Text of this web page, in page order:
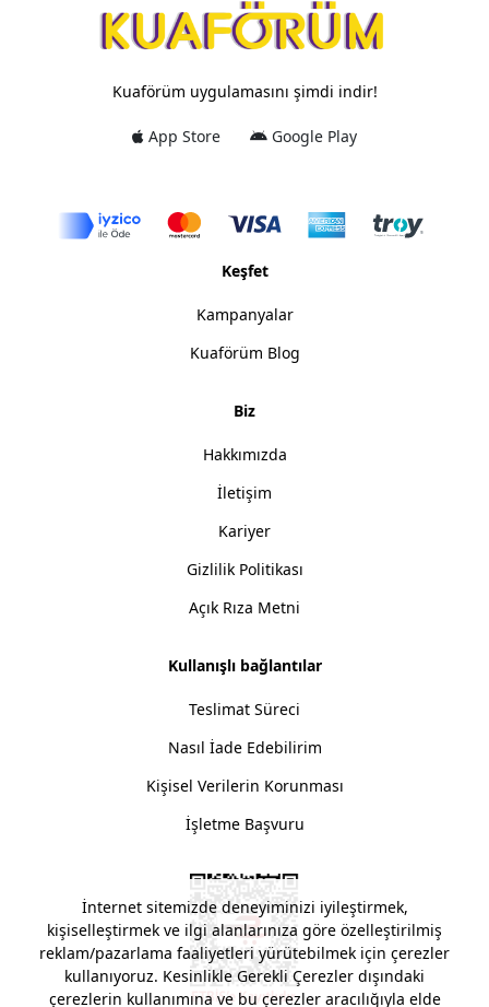
Kuaförüm uygulamasını şimdi indir!
App Store Google Play
Keşfet
Kampanyalar
Kuaförüm Blog
Biz
Hakkımızda
İletişim
Kariyer
Gizlilik Politikası
Açık Rıza Metni
Kullanışlı bağlantılar
Teslimat Süreci
Nasıl İade Edebilirim
Kişisel Verilerin Korunması
İşletme Başvuru
İnternet sitemizde deneyiminizi iyileştirmek,
kişiselleştirmek ve ilgi alanlarınıza göre özelleştirilmiş
reklam/pazarlama faaliyetleri yürütebilmek için çerezler
kullanıyoruz. Kesinlikle Gerekli Çerezler dışındaki
çerezlerin kullanımına ve bu çerezler aracılığıyla elde